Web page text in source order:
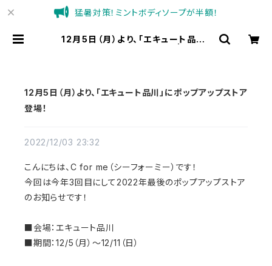
猛暑対策！ミントボディソープが半額！
12月5日（月）より、「エキュート品川」
12月5日（月）より、「エキュート品川」にポップアップストア
登場！
2022/12/03 23:32
こんにちは、C for me（シーフォーミー）です！
今回は今年3回目にして2022年最後のポップアップストア
のお知らせです！
■会場：エキュート品川
■期間：12/5（月）〜12/11（日）